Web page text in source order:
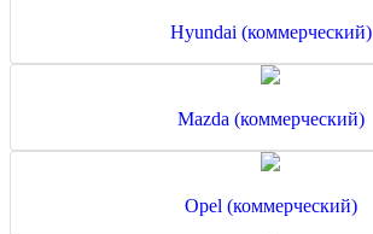
Hyundai (коммерческий)
Mazda (коммерческий)
Opel (коммерческий)